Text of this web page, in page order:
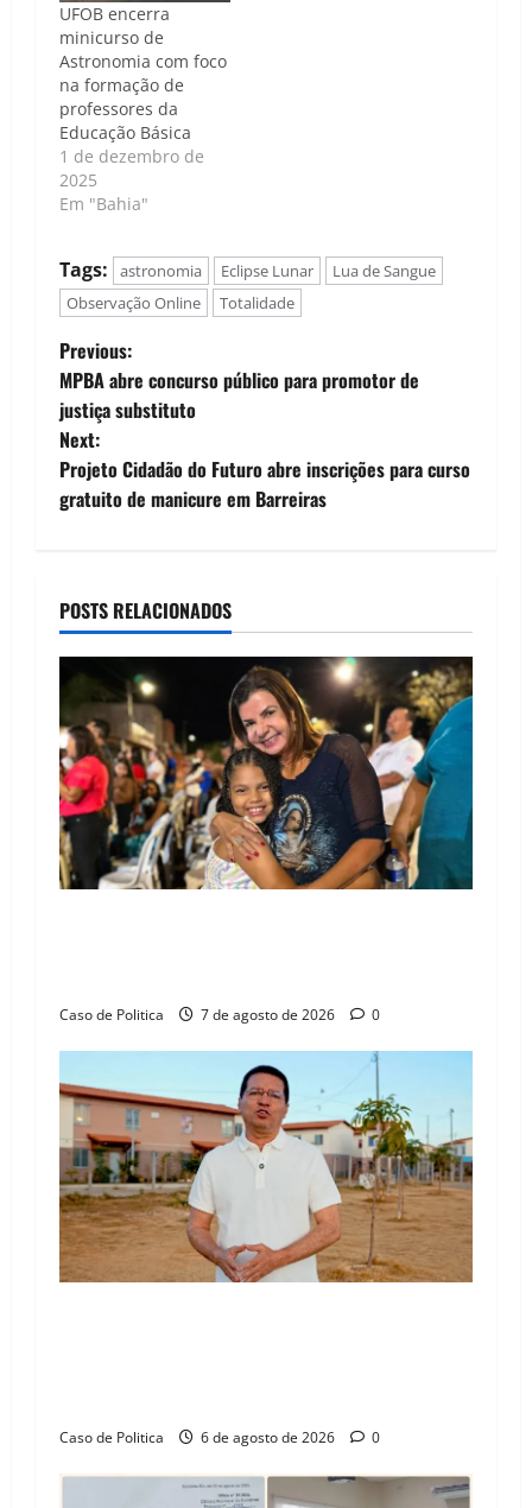
UFOB encerra
minicurso de
Astronomia com foco
na formação de
professores da
Educação Básica
1 de dezembro de
2025
Em "Bahia"
Tags: astronomia Eclipse Lunar
Lua de Sangue
Observação Online
Totalidade
P
o
s
t
a
v
i
g
a
t
i
n
Previous:
MPBA abre concurso público para promotor de
justiça substituto
Next:
Projeto Cidadão do Futuro abre inscrições para curso
gratuito de manicure em Barreiras
POSTS RELACIONADOS
Caso de Politica 7 de agosto de 2026 0
Caso de Politica 6 de agosto de 2026 0